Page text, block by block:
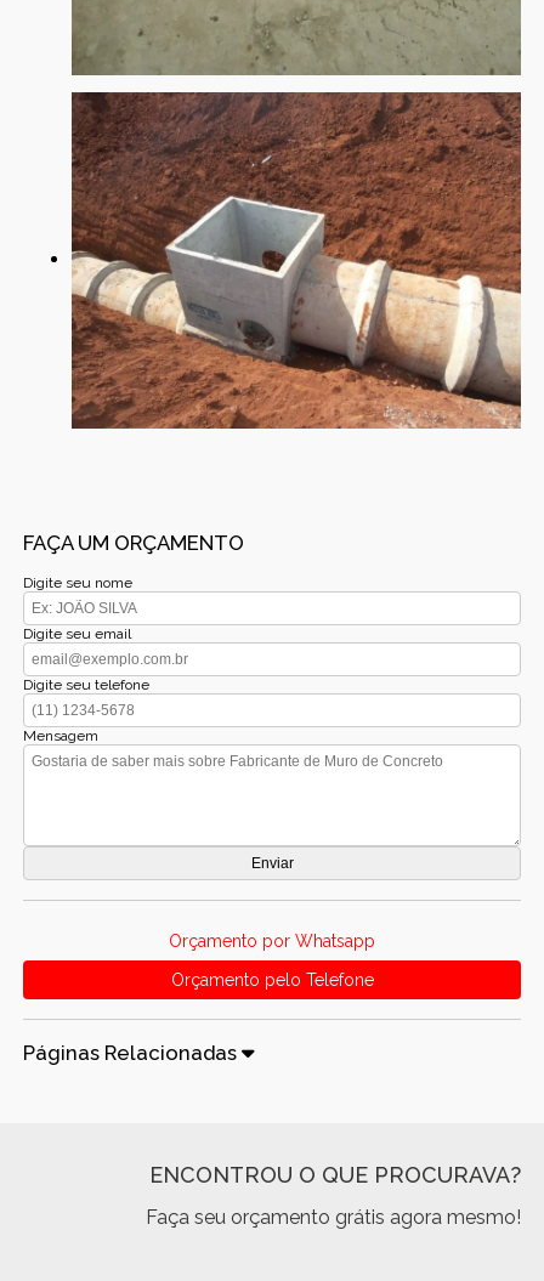
FAÇA UM ORÇAMENTO
Digite seu nome
Digite seu email
Digite seu telefone
Mensagem
Orçamento por Whatsapp
Orçamento pelo Telefone
Páginas Relacionadas
ENCONTROU O QUE PROCURAVA?
Faça seu orçamento grátis agora mesmo!